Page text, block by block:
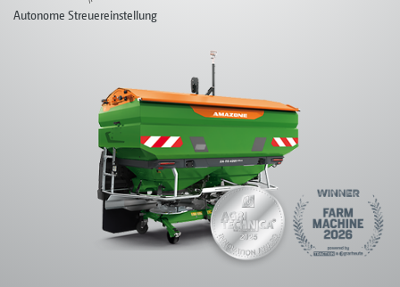
Autonome Streuereinstellung